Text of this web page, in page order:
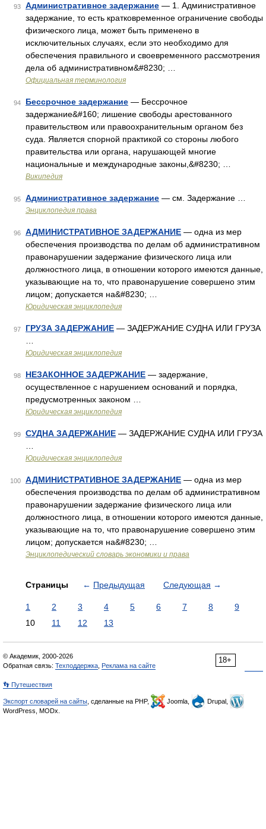
93 Административное задержание — 1. Административное
задержание, то есть кратковременное ограничение свободы
физического лица, может быть применено в
исключительных случаях, если это необходимо для
обеспечения правильного и своевременного рассмотрения
дела об административном&#8230; …
Официальная терминология
94 Бессрочное задержание — Бессрочное
задержание&#160; лишение свободы арестованного
правительством или правоохранительным органом без
суда. Является спорной практикой со стороны любого
правительства или органа, нарушающей многие
национальные и международные законы,&#8230; …
Википедия
95 Административное задержание — см. Задержание …
Энциклопедия права
96 АДМИНИСТРАТИВНОЕ ЗАДЕРЖАНИЕ — одна из мер
обеспечения производства по делам об административном
правонарушении задержание физического лица или
должностного лица, в отношении которого имеются данные,
указывающие на то, что правонарушение совершено этим
лицом; допускается на&#8230; …
Юридическая энциклопедия
97 ГРУЗА ЗАДЕРЖАНИЕ — ЗАДЕРЖАНИЕ СУДНА ИЛИ ГРУЗА
Юридическая энциклопедия
98 НЕЗАКОННОЕ ЗАДЕРЖАНИЕ — задержание,
осуществленное с нарушением оснований и порядка,
предусмотренных законом …
Юридическая энциклопедия
99 СУДНА ЗАДЕРЖАНИЕ — ЗАДЕРЖАНИЕ СУДНА ИЛИ ГРУЗА
Юридическая энциклопедия
100 АДМИНИСТРАТИВНОЕ ЗАДЕРЖАНИЕ — одна из мер
обеспечения производства по делам об административном
правонарушении задержание физического лица или
должностного лица, в отношении которого имеются данные,
указывающие на то, что правонарушение совершено этим
лицом; допускается на&#8230; …
Энциклопедический словарь экономики и права
Страницы ← Предыдущая Следующая →
1 2 3 4 5 6 7 8
9
10
11 12 13
18+
© Академик, 2000-2026
Обратная связь: Техподдержка Реклама на сайте
👣 Путешествия
Экспорт словарей на сайты , сделанные на PHP, Joomla,
Drupal,
WordPress, MODx.